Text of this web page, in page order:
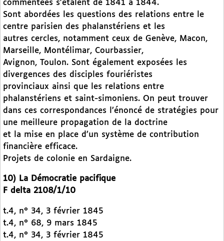
commentées s’étalent de 1841 à 1844.
Sont abordées les questions des relations entre le
centre parisien des phalanstériens et les
autres cercles, notamment ceux de Genève, Macon,
Marseille, Montélimar, Courbassier,
Avignon, Toulon. Sont également exposées les
divergences des disciples fouriéristes
provinciaux ainsi que les relations entre
phalanstériens et saint-simoniens. On peut trouver
dans ces correspondances l’énoncé de stratégies pour
une meilleure propagation de la doctrine
et la mise en place d’un système de contribution
financière efficace.
Projets de colonie en Sardaigne.
10) La Démocratie pacifique
F delta 2108/1/10
t.4, n° 34, 3 février 1845
t.4, n° 68, 9 mars 1845
t.4, n° 34, 3 février 1845